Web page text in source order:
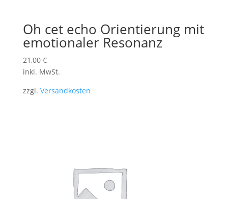
Oh cet echo Orientierung mit
emotionaler Resonanz
21,00 €
inkl. MwSt.
zzgl. Versandkosten